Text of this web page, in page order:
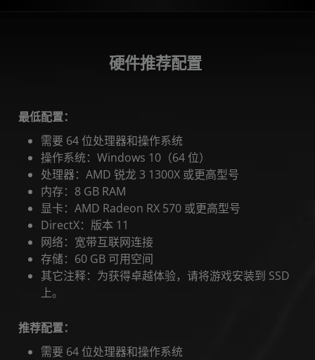
硬件推荐配置
最低配置：
需要 64 位处理器和操作系统
操作系统：Windows 10（64 位）
处理器：AMD 锐龙 3 1300X 或更高型号
内存：8 GB RAM
显卡：AMD Radeon RX 570 或更高型号
DirectX：版本 11
网络：宽带互联网连接
存储：60 GB 可用空间
其它注释：为获得卓越体验，请将游戏安装到 SSD
上。
推荐配置：
需要 64 位处理器和操作系统